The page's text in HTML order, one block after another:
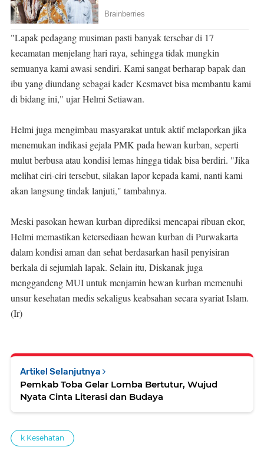
"Lapak pedagang musiman pasti banyak tersebar di 17
kecamatan menjelang hari raya, sehingga tidak mungkin
semuanya kami awasi sendiri. Kami sangat berharap bapak dan
ibu yang diundang sebagai kader Kesmavet bisa membantu kami
di bidang ini," ujar Helmi Setiawan.
Helmi juga mengimbau masyarakat untuk aktif melaporkan jika
menemukan indikasi gejala PMK pada hewan kurban, seperti
mulut berbusa atau kondisi lemas hingga tidak bisa berdiri. "Jika
melihat ciri-ciri tersebut, silakan lapor kepada kami, nanti kami
akan langsung tindak lanjuti," tambahnya.
Meski pasokan hewan kurban diprediksi mencapai ribuan ekor,
Helmi memastikan ketersediaan hewan kurban di Purwakarta
dalam kondisi aman dan sehat berdasarkan hasil penyisiran
berkala di sejumlah lapak. Selain itu, Diskanak juga
menggandeng MUI untuk menjamin hewan kurban memenuhi
unsur kesehatan medis sekaligus keabsahan secara syariat Islam.
(Ir)
Artikel Selanjutnya
Pemkab Toba Gelar Lomba Bertutur, Wujud
Nyata Cinta Literasi dan Budaya
k Kesehatan